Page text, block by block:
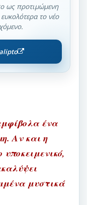
ως προτιμώμενη
το νέο
ένα
Αν και η
μυστικά